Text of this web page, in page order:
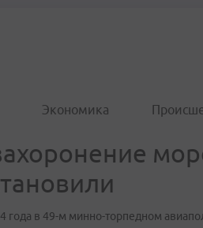
Экономика
года в 49-м минно-торпедном